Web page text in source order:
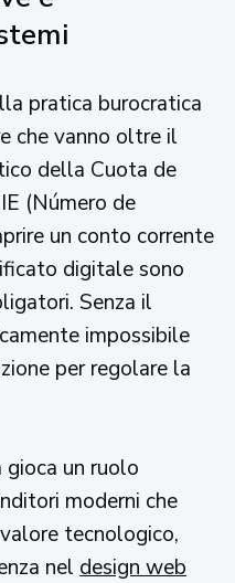
pratica burocratica
che vanno oltre il
della Cuota de
(Número de
un conto corrente
digitale sono
Senza il
impossibile
per regolare la
un ruolo
moderni che
tecnologico,
nel design web